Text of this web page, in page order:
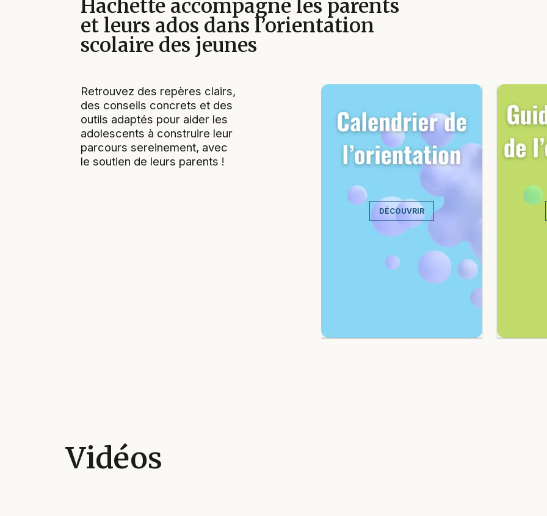
Hachette accompagne les parents
et leurs ados dans l’orientation
scolaire des jeunes
Retrouvez des repères clairs,
des conseils concrets et des
outils adaptés pour aider les
adolescents à construire leur
parcours sereinement, avec
le soutien de leurs parents !
DÉCOUVRIR
Vidéos